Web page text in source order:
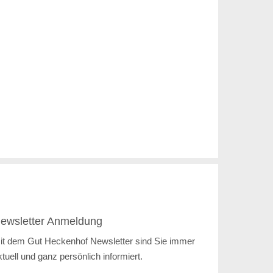
Anmeldung
dem Gut Heckenhof Newsletter sind Sie immer
und ganz persönlich informiert.